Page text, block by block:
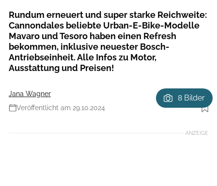
Rundum erneuert und super starke Reichweite:
Cannondales beliebte Urban-E-Bike-Modelle
Mavaro und Tesoro haben einen Refresh
bekommen, inklusive neuester Bosch-
Antriebseinheit. Alle Infos zu Motor,
Ausstattung und Preisen!
Jana Wagner
Veröffentlicht am 29.10.2024
Foto: Cannondale
8 Bilder
ANZEIGE